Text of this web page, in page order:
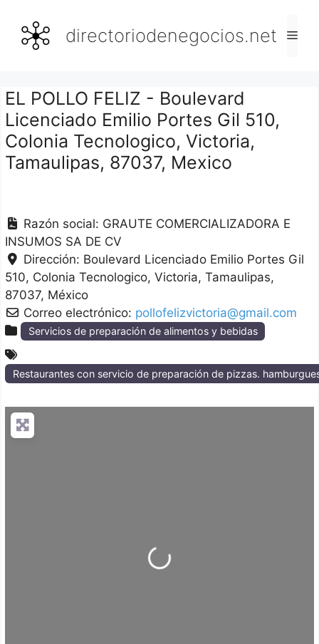
contenido
directoriodenegocios.net
EL POLLO FELIZ - Boulevard
Licenciado Emilio Portes Gil 510,
Colonia Tecnologico, Victoria,
Tamaulipas, 87037, Mexico
Razón social: GRAUTE COMERCIALIZADORA E
INSUMOS SA DE CV
Dirección: Boulevard Licenciado Emilio Portes Gil
510, Colonia Tecnologico Victoria Tamaulipas
87037 México
Correo electrónico: pollofelizvictoria@gmail.com
Servicios de preparación de alimentos y bebidas
Restaurantes con servicio de preparación de pizzas.
Loading...